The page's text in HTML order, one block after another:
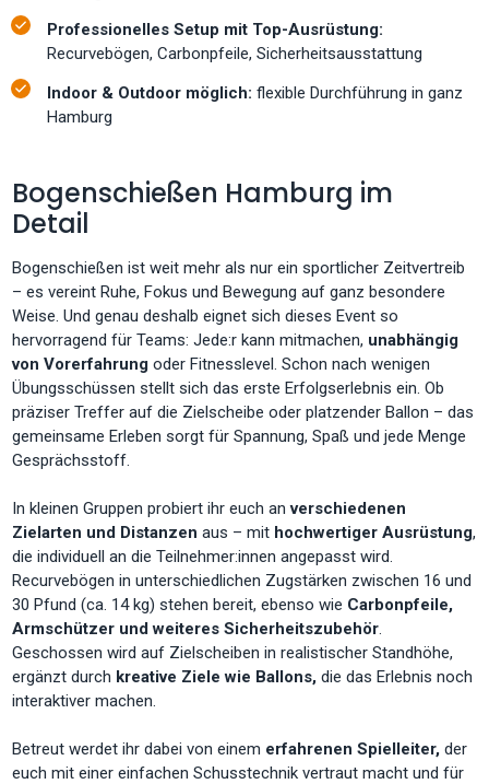
Professionelles Setup mit Top-Ausrüstung:
Recurvebögen, Carbonpfeile, Sicherheitsausstattung
Indoor & Outdoor möglich: flexible Durchführung in ganz
Hamburg
Bogenschießen Hamburg im
Detail
Bogenschießen ist weit mehr als nur ein sportlicher Zeitvertreib
– es vereint Ruhe, Fokus und Bewegung auf ganz besondere
Weise. Und genau deshalb eignet sich dieses Event so
hervorragend für Teams: Jede:r kann mitmachen, unabhängig
von Vorerfahrung oder Fitnesslevel. Schon nach wenigen
Übungsschüssen stellt sich das erste Erfolgserlebnis ein. Ob
präziser Treffer auf die Zielscheibe oder platzender Ballon – das
gemeinsame Erleben sorgt für Spannung, Spaß und jede Menge
Gesprächsstoff.
In kleinen Gruppen probiert ihr euch anverschiedenen
Zielarten und Distanzen aus – mit hochwertiger Ausrüstung,
die individuell an die Teilnehmer:innen angepasst wird.
Recurvebögen in unterschiedlichen Zugstärken zwischen 16 und
30 Pfund (ca. 14 kg) stehen bereit, ebenso wie Carbonpfeile,
Armschützer und weiteres Sicherheitszubehör
Geschossen wird auf Zielscheiben in realistischer Standhöhe,
ergänzt durch kreative Ziele wie Ballons, die das Erlebnis noch
interaktiver machen.
Betreut werdet ihr dabei von einem erfahrenen Spielleiter, der
euch mit einer einfachen Schusstechnik vertraut macht und für